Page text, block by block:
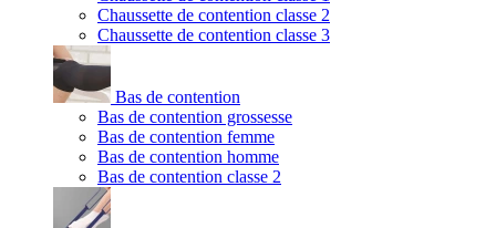
Chaussette de contention classe 2
Chaussette de contention classe 3
Bas de contention
Bas de contention grossesse
Bas de contention femme
Bas de contention homme
Bas de contention classe 2